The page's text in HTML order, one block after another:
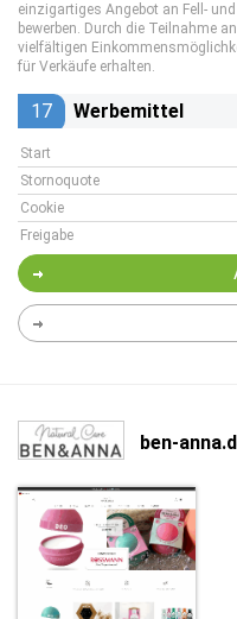
einzigartiges Angebot an Fell-
bewerben. Durch die Teilnahme
vielfältigen
für Verkäufe erhalten.
17 Werbemittel
Start
Stornoquote
Cookie
Freigabe
ben-